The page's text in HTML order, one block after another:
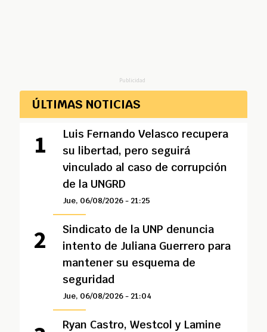
Publicidad
ÚLTIMAS NOTICIAS
Luis Fernando Velasco recupera
su libertad, pero seguirá
vinculado al caso de corrupción
de la UNGRD
Jue, 06/08/2026 - 21:25
Sindicato de la UNP denuncia
intento de Juliana Guerrero para
mantener su esquema de
seguridad
Jue, 06/08/2026 - 21:04
Ryan Castro, Westcol y Lamine